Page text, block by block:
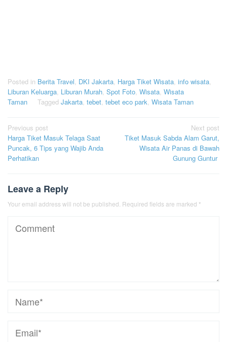
Posted in Berita Travel, DKI Jakarta, Harga Tiket Wisata, info wisata,
Liburan Keluarga, Liburan Murah, Spot Foto, Wisata, Wisata
Taman
Tagged Jakarta, tebet, tebet eco park, Wisata Taman
Post
navigation
Previous post
Harga Tiket Masuk Telaga Saat
Puncak, 6 Tips yang Wajib Anda
Perhatikan
Next post
Tiket Masuk Sabda Alam Garut,
Wisata Air Panas di Bawah
Gunung Guntur
Leave a Reply
Your email address will not be published. Required fields are marked *